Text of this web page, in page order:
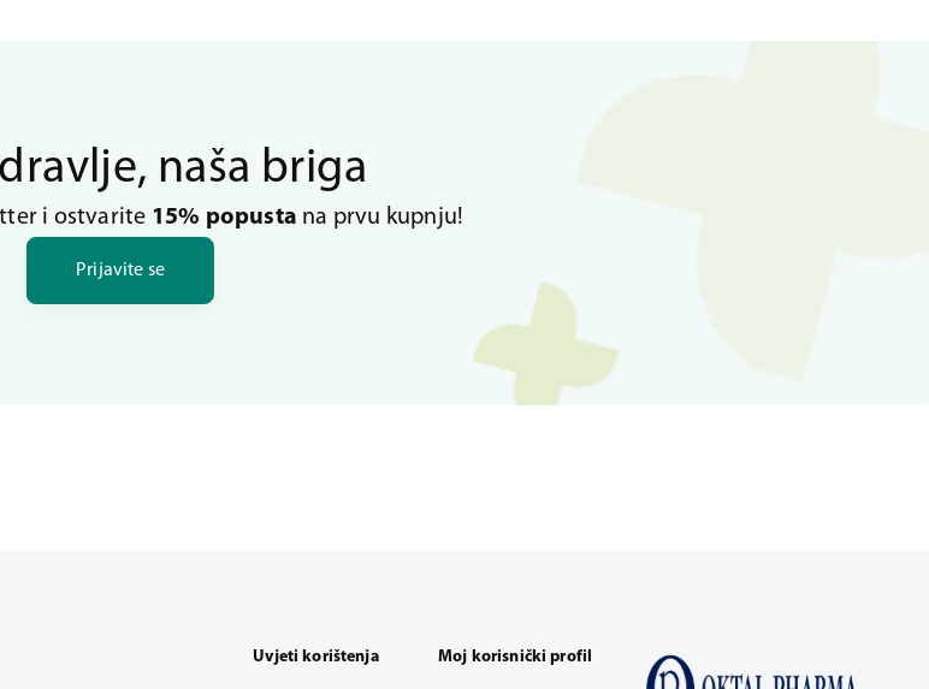
naša briga
i ostvarite15% popusta na prvu kupnju!
Prijavite se
Uvjeti korištenja Moj korisnički profil